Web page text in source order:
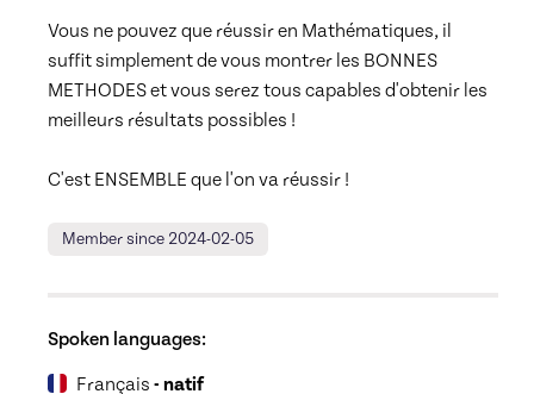
Vous ne pouvez que réussir en Mathématiques, il
suffit simplement de vous montrer les BONNES
METHODES et vous serez tous capables d'obtenir les
meilleurs résultats possibles !
C'est ENSEMBLE que l'on va réussir !
Member since 2024-02-05
Spoken languages:
Français - natif